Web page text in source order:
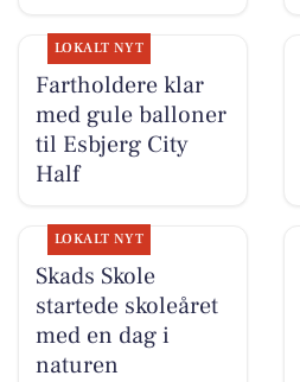
LOKALT NYT
Fartholdere klar
med gule balloner
til Esbjerg City
Half
LOKALT NYT
Skads Skole
startede skoleåret
med en dag i
naturen